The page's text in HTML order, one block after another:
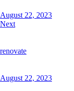
August 22, 2023
Next
renovate
August 22, 2023